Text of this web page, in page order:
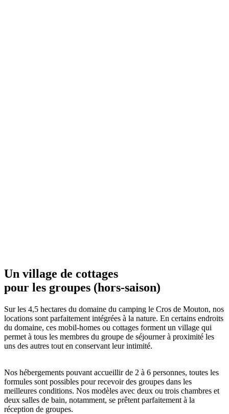
Un village de cottages
pour les groupes (hors-saison)
Sur les 4,5 hectares du domaine du camping le Cros de Mouton, nos
locations sont parfaitement intégrées à la nature. En certains endroits
du domaine, ces mobil-homes ou cottages forment un village qui
permet à tous les membres du groupe de séjourner à proximité les
uns des autres tout en conservant leur intimité.
Nos hébergements pouvant accueillir de 2 à 6 personnes, toutes les
formules sont possibles pour recevoir des groupes dans les
meilleures conditions. Nos modèles avec deux ou trois chambres et
deux salles de bain, notamment, se prêtent parfaitement à la
réception de groupes.